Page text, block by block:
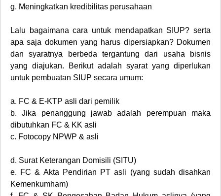
g. Meningkatkan kredibilitas perusahaan
Lalu bagaimana cara untuk mendapatkan SIUP? serta
apa saja dokumen yang harus dipersiapkan? Dokumen
dan syaratnya berbeda tergantung dari usaha bisnis
yang diajukan. Berikut adalah syarat yang diperlukan
untuk pembuatan SIUP secara umum:
a. FC & E-KTP asli dari pemilik
b.
Jika penanggung jawab adalah perempuan maka
dibutuhkan FC & KK asli
c. Fotocopy NPWP & asli
d. Surat Keterangan Domisili (SITU)
e. FC & Akta Pendirian PT asli (yang sudah disahkan
Kemenkumham)